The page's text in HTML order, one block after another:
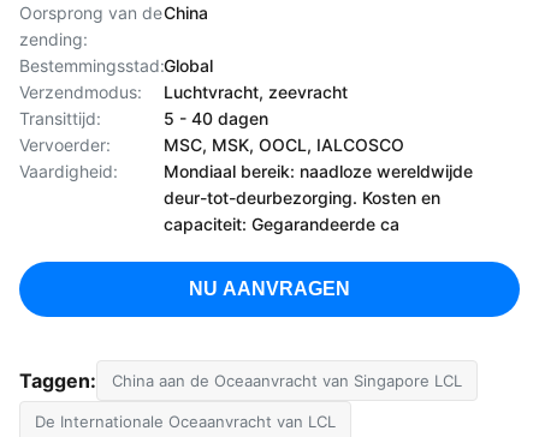
Oorsprong van de
zending:
China
Bestemmingsstad:Global
Verzendmodus:
Luchtvracht, zeevracht
Transittijd:
5 - 40 dagen
Vervoerder:
MSC, MSK, OOCL, IALCOSCO
Vaardigheid:
Mondiaal bereik: naadloze wereldwijde
deur-tot-deurbezorging. Kosten en
capaciteit: Gegarandeerde ca
NU AANVRAGEN
Taggen: China aan de Oceaanvracht van Singapore LCL
De Internationale Oceaanvracht van LCL